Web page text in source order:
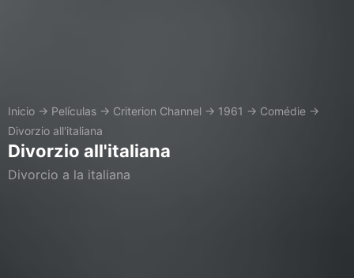
Inicio → Películas → Criterion Channel → 1961 → Comédie →
Divorzio all'italiana
Divorzio all'italiana
Divorcio a la italiana